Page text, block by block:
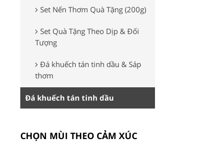
Set Nến Thơm Quà Tặng (200g)
Set Quà Tặng Theo Dịp & Đối
Tượng
Đá khuếch tán tinh dầu & Sáp
thơm
Đá khuếch tán tinh dầu
CHỌN MÙI THEO CẢM XÚC